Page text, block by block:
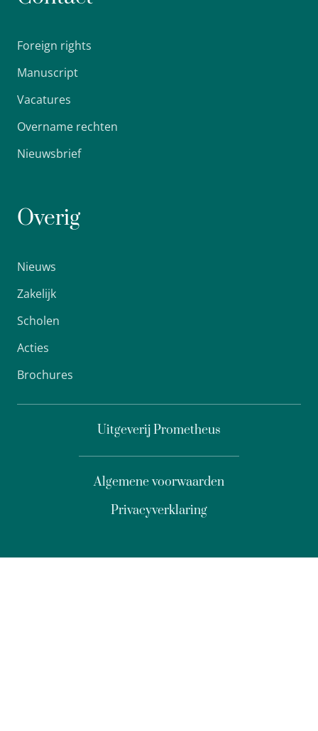
Foreign rights
Manuscript
Vacatures
Overname rechten
Nieuwsbrief
Overig
Nieuws
Zakelijk
Scholen
Acties
Brochures
Uitgeverij Prometheus
Privacyverklaring
Algemene voorwaarden